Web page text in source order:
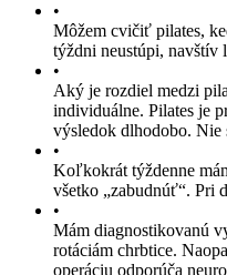
•
Môžem cvičiť pilates,
týždni neustúpi, navštív
•
Aký je rozdiel medzi
individuálne. Pilates je
výsledok dlhodobo. Nie
•
Koľkokrát týždenne
všetko „zabudnúť“. Pri
•
Mám diagnostikovanú
rotáciám chrbtice.
operáciu odporúča